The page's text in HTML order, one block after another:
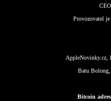
Provozovatel
AppleNovinky.cz,
Batu
Bitcoin